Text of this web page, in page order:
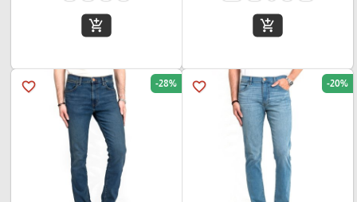
add_shopping_cart
add_shopping_cart
favorite_border -20%
favorite_border -28%